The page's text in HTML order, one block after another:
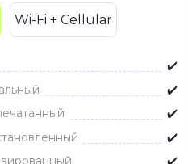
Honor 400 Pro
Honor Magic 8 Pro
Wi-Fi + Cellular
✔️
✔️
✔️
✔️
✔️